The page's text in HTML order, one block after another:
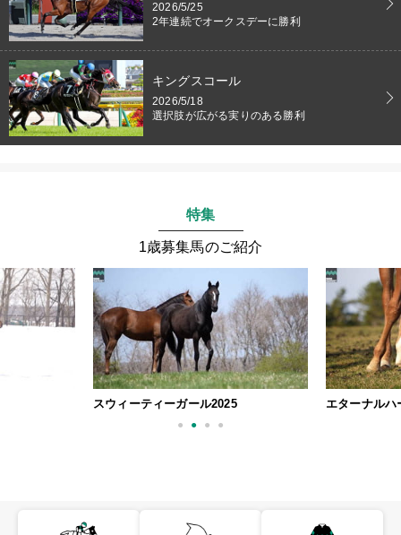
2026/5/25
2年連続でオークスデーに勝利
キングスコール
2026/5/18
選択肢が広がる実りのある勝利
特集
1歳募集馬のご紹介
スウィーティーガール2025 エターナルハ